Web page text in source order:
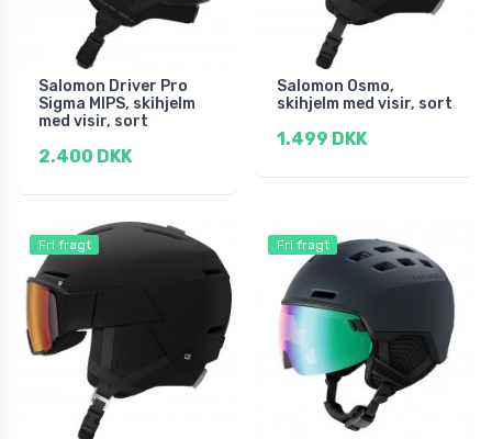
Salomon Driver Pro
Sigma MIPS, skihjelm
med visir, sort
2.400 DKK
Salomon Osmo,
skihjelm med visir, sort
1.499 DKK
Fri fragt Fri fragt